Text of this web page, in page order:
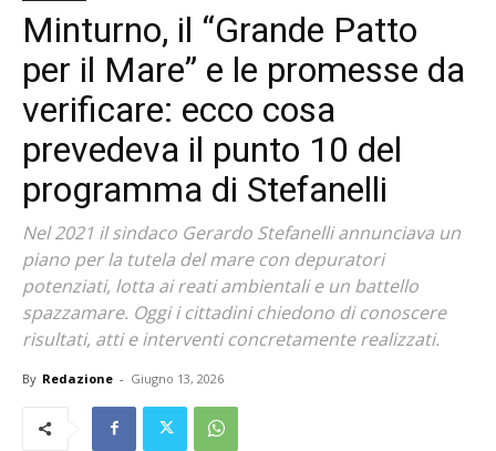
Minturno, il “Grande Patto
per il Mare” e le promesse da
verificare: ecco cosa
prevedeva il punto 10 del
programma di Stefanelli
Nel 2021 il sindaco Gerardo Stefanelli annunciava un
piano per la tutela del mare con depuratori
potenziati, lotta ai reati ambientali e un battello
spazzamare. Oggi i cittadini chiedono di conoscere
risultati, atti e interventi concretamente realizzati.
By Redazione - Giugno 13, 2026